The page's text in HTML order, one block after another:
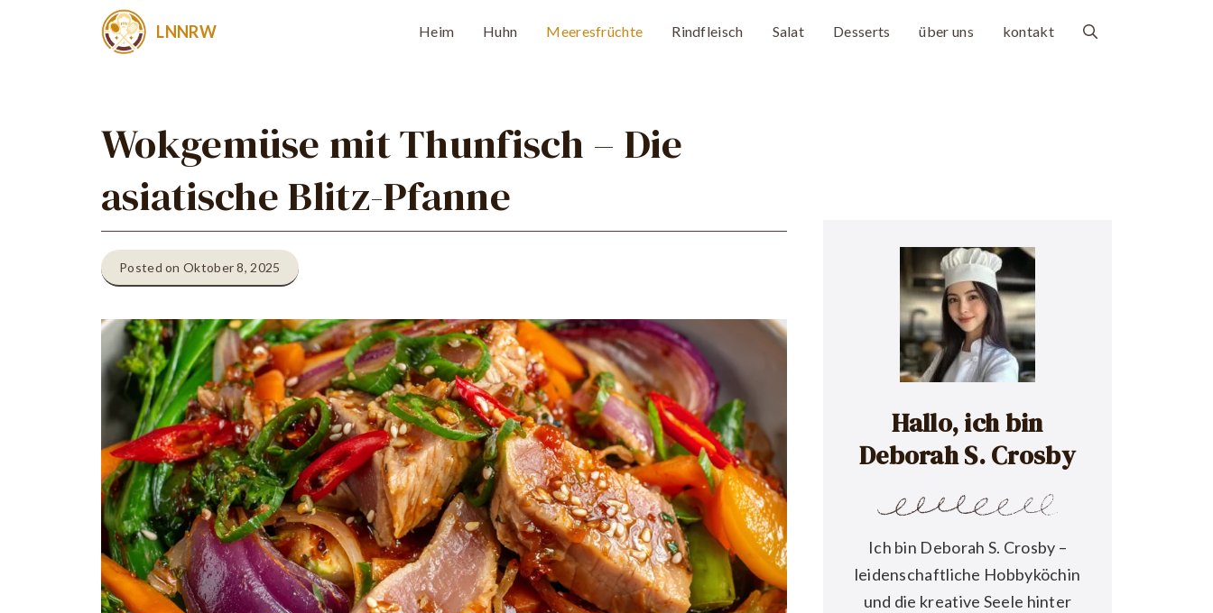
LNNRW Heim Huhn Meeresfrüchte Rindfleisch Salat Desserts über uns kontakt
Wokgemüse mit Thunfisch – Die
asiatische Blitz-Pfanne
Posted on Oktober 8, 2025
Hallo, ich bin
Deborah S. Crosby
Ich bin Deborah S. Crosby –
leidenschaftliche Hobbyköchin
und die kreative Seele hinter